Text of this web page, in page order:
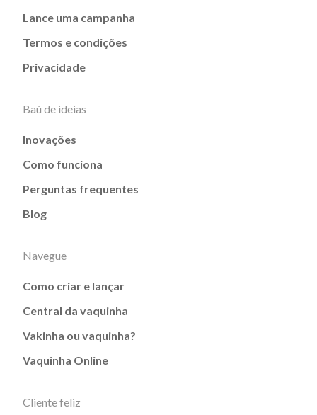
Lance uma campanha
Termos e condições
Privacidade
Baú de ideias
Inovações
Como funciona
Perguntas frequentes
Blog
Navegue
Como criar e lançar
Central da vaquinha
Vakinha ou vaquinha?
Vaquinha Online
Cliente feliz